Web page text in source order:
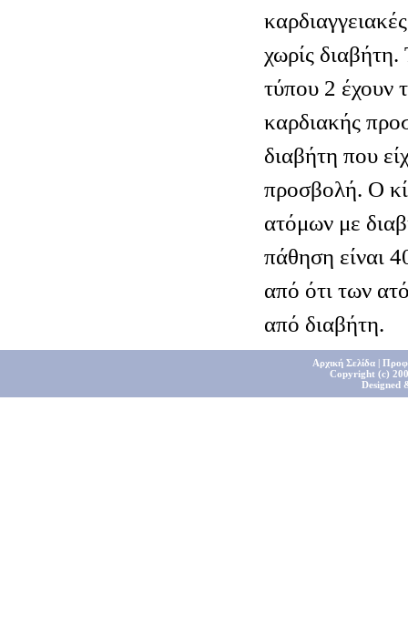
χωρίς
τύπου 2 έχουν
καρδιακής
διαβήτη που
προσβολή. Ο
ατόμων με
πάθηση είναι
από ότι των
από διαβήτη.
Αρχική Σελίδα|
Copyright (c)
Designed